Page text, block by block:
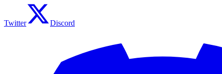
Twitter Discord